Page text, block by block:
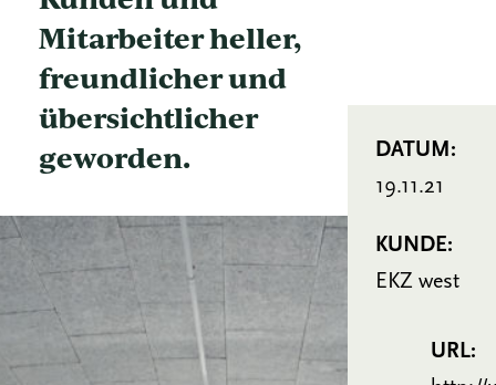
Mitarbeiter heller,
freundlicher und
übersichtlicher
geworden.
DATUM:
19.11.21
KUNDE:
EKZ west
URL: